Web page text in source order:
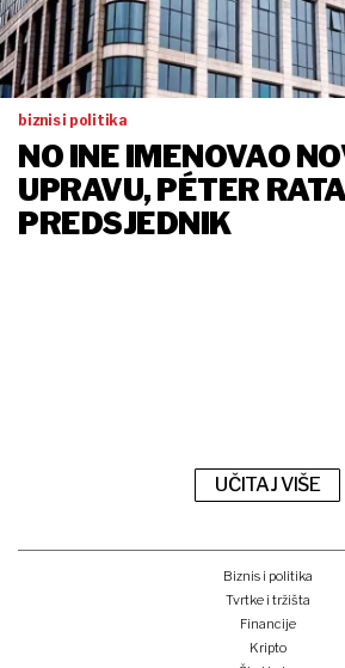
biznis i politika
NO INE IMENOVAO
UPRAVU, PÉTER
PREDSJEDNIK
UČITAJ VIŠE
Biznis i politika
Tvrtke i tržišta
Financije
Kripto